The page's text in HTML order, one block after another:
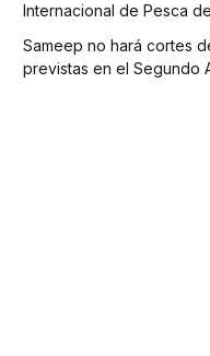
Internacional de Pesca
Sameep no hará cortes
previstas en el Segundo